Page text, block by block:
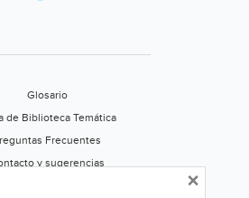
Glosario
de Biblioteca Temática
Frecuentes
y sugerencias
×